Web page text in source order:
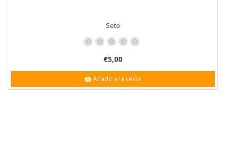
Seto
€5,00
Añadir a la cesta